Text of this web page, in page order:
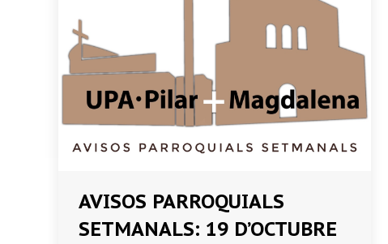
AVISOS PARROQUIALS
SETMANALS: 19 D’OCTUBRE